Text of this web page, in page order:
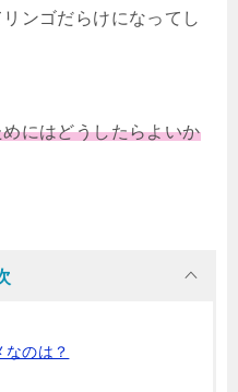
ンゴだらけになってし
にはどうしたらよいか
のは？